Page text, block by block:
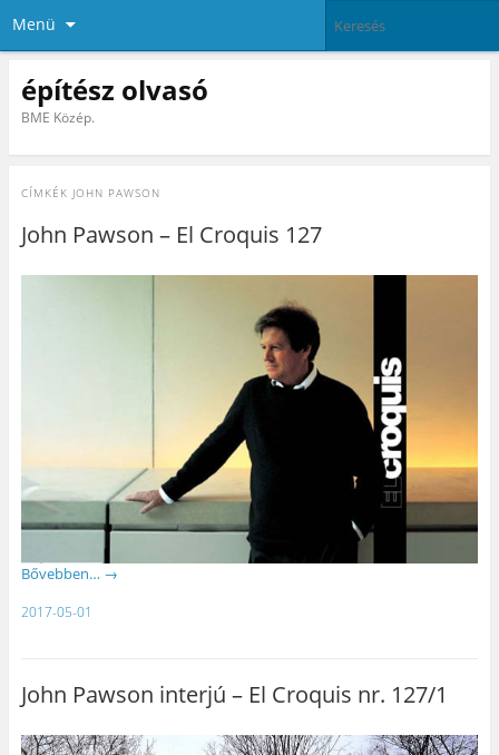
Menü
építész olvasó
BME Közép.
CÍMKÉK JOHN PAWSON
John Pawson – El Croquis 127
Bővebben… →
2017-05-01
John Pawson interjú – El Croquis nr. 127/1